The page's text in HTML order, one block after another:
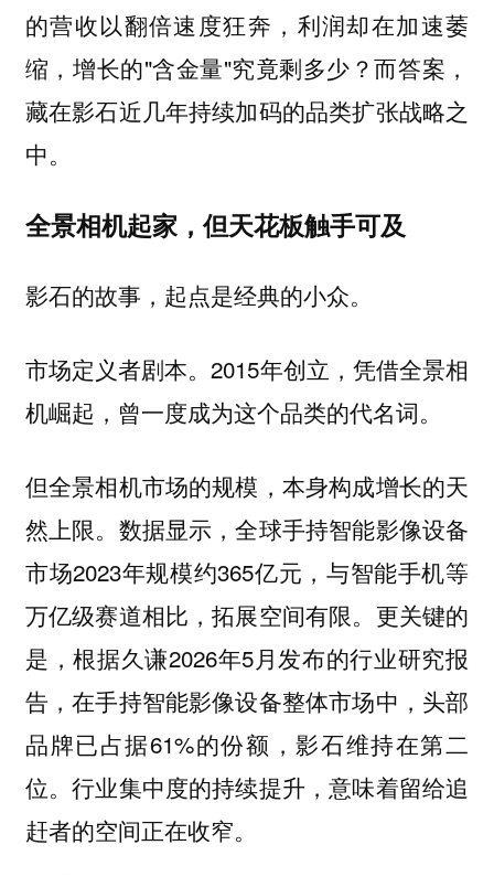
的营收以翻倍速度狂奔，利润却在加速萎
缩，增长的"含金量"究竟剩多少？而答案，
藏在影石近几年持续加码的品类扩张战略之
中。
全景相机起家，但天花板触手可及
影石的故事，起点是经典的小众。
市场定义者剧本。2015年创立，凭借全景相
机崛起，曾一度成为这个品类的代名词。
但全景相机市场的规模，本身构成增长的天
然上限。数据显示，全球手持智能影像设备
市场2023年规模约365亿元，与智能手机等
万亿级赛道相比，拓展空间有限。更关键的
是，根据久谦2026年5月发布的行业研究报
告，在手持智能影像设备整体市场中，头部
品牌已占据61%的份额，影石维持在第二
位。行业集中度的持续提升，意味着留给追
赶者的空间正在收窄。